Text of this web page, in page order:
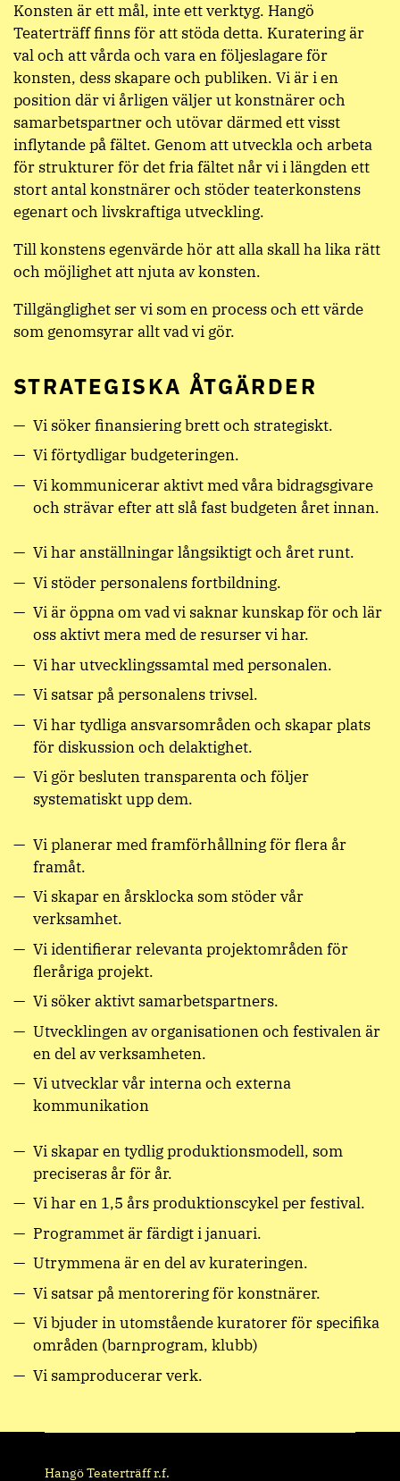
Konsten är ett mål, inte ett verktyg. Hangö
Teaterträff finns för att stöda detta. Kuratering är
val och att vårda och vara en följeslagare för
konsten, dess skapare och publiken. Vi är i en
position där vi årligen väljer ut konstnärer och
samarbetspartner och utövar därmed ett visst
inflytande på fältet. Genom att utveckla och arbeta
för strukturer för det fria fältet når vi i längden ett
stort antal konstnärer och stöder teaterkonstens
egenart och livskraftiga utveckling.
Till konstens egenvärde hör att alla skall ha lika rätt
och möjlighet att njuta av konsten.
Tillgänglighet ser vi som en process och ett värde
som genomsyrar allt vad vi gör.
STRATEGISKA ÅTGÄRDER
Vi söker finansiering brett och strategiskt.
Vi förtydligar budgeteringen.
Vi kommunicerar aktivt med våra bidragsgivare
och strävar efter att slå fast budgeten året innan.
Vi har anställningar långsiktigt och året runt.
Vi stöder personalens fortbildning.
Vi är öppna om vad vi saknar kunskap för och lär
oss aktivt mera med de resurser vi har.
Vi har utvecklingssamtal med personalen.
Vi satsar på personalens trivsel.
Vi har tydliga ansvarsområden och skapar plats
för diskussion och delaktighet.
Vi gör besluten transparenta och följer
systematiskt upp dem.
Vi planerar med framförhållning för flera år
framåt.
Vi skapar en årsklocka som stöder vår
verksamhet.
Vi identifierar relevanta projektområden för
fleråriga projekt.
Vi söker aktivt samarbetspartners.
Utvecklingen av organisationen och festivalen är
en del av verksamheten.
Vi utvecklar vår interna och externa
kommunikation
Vi skapar en tydlig produktionsmodell, som
preciseras år för år.
Vi har en 1,5 års produktionscykel per festival.
Programmet är färdigt i januari.
Utrymmena är en del av kurateringen.
Vi satsar på mentorering för konstnärer.
Vi bjuder in utomstående kuratorer för specifika
områden (barnprogram, klubb)
Vi samproducerar verk.
Hangö Teaterträff r.f.